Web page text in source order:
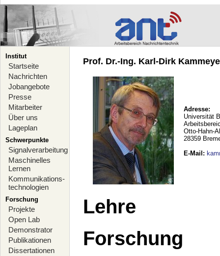
Institut
Startseite
Nachrichten
Jobangebote
Presse
Mitarbeiter
Über uns
Lageplan
Schwerpunkte
Signalverarbeitung
Maschinelles
Lernen
Kommunikations-
technologien
Forschung
Projekte
Open Lab
Demonstrator
Publikationen
Dissertationen
Prof. Dr.-Ing. Karl-Dirk
Adresse:
Universität
Otto-Hahn-
28359
E-Mail :
Lehre
Forschung